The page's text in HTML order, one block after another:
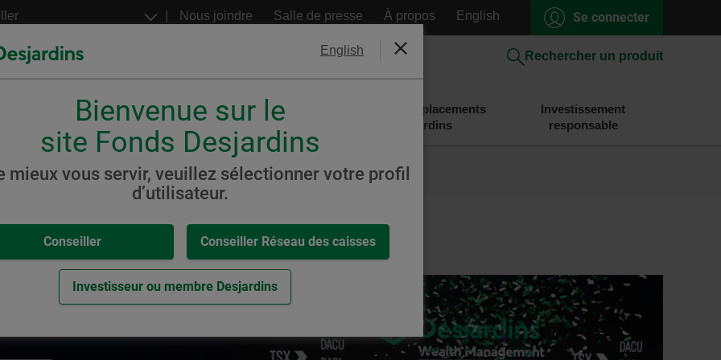
Aller
au
Nous joindre Salle de presse À propos English Se connecter
Rechercher un produit
FNB
Desjardins
Billets structurés
Desjardins
Épargne et placements
Desjardins
Investissement
responsable
English
Bienvenue sur le
site Fonds Desjardins
mieux vous servir, veuillez sélectionner votre profil
d’utilisateur.
Conseiller Conseiller Réseau des caisses
Investisseur ou membre Desjardins
Fermer